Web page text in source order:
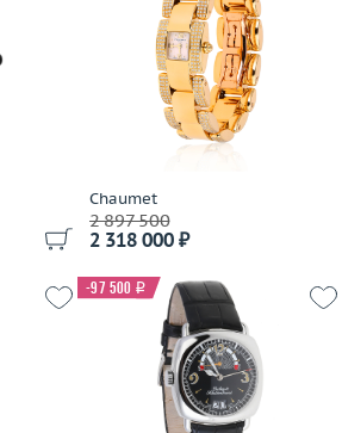
Chaumet
2 897 500
2 318 000 ₽
-97 500 i